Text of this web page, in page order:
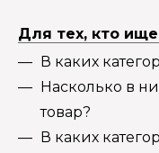
Для тех, кто
В каких
Насколько в
товар?
В каких